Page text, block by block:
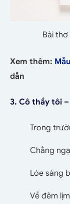
Bài
Xem thêm:
dẫn
3. Cô thầy tôi
Trong
Chẳng
Lóe sáng
Về đêm